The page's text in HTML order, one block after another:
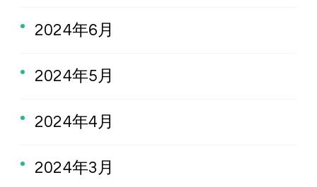
2024年6月
2024年5月
2024年4月
2024年3月